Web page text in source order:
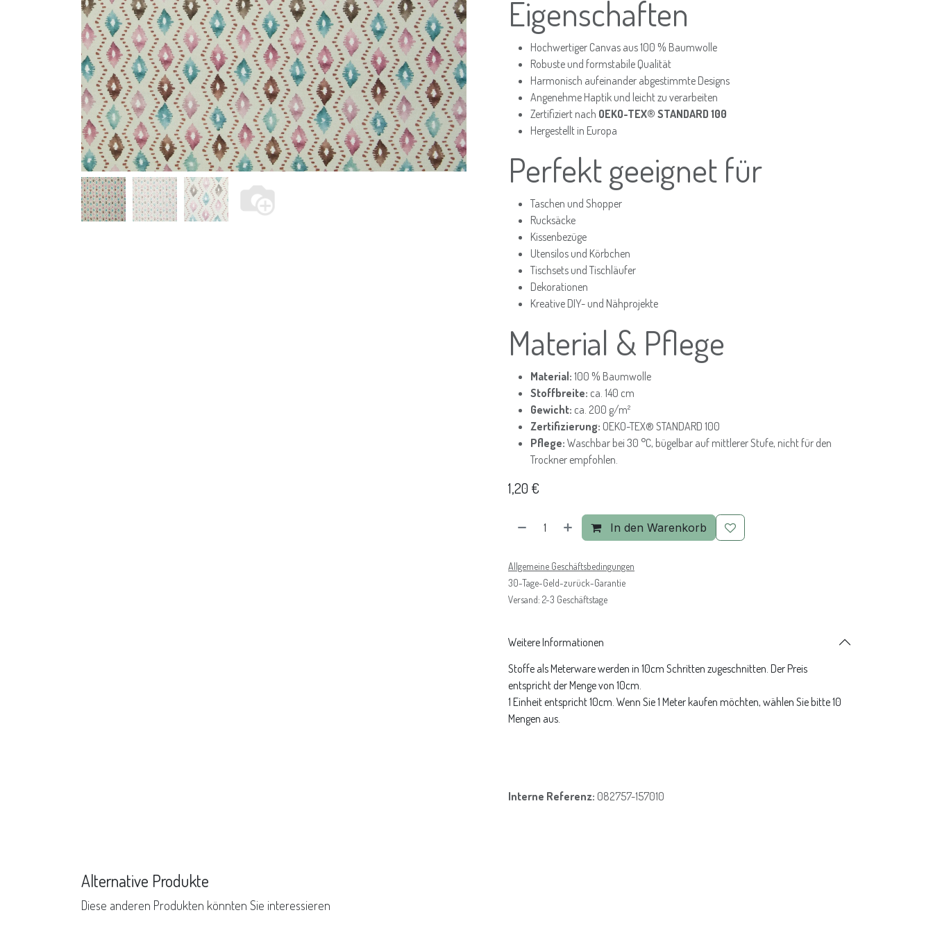
Eigenschaften
Hochwertiger Canvas aus 100 % Baumwolle
Robuste und formstabile Qualität
Harmonisch aufeinander abgestimmte Designs
Angenehme Haptik und leicht zu verarbeiten
Zertifiziert nach OEKO-TEX® STANDARD 100
Hergestellt in Europa
Perfekt geeignet für
Taschen und Shopper
Rucksäcke
Kissenbezüge
Utensilos und Körbchen
Tischsets und Tischläufer
Dekorationen
Kreative DIY- und Nähprojekte
Material & Pflege
Material: 100 % Baumwolle
Stoffbreite: ca. 140 cm
Gewicht: ca. 200 g/m²
Zertifizierung: OEKO-TEX® STANDARD 100
Pflege: Waschbar bei 30 °C, bügelbar auf mittlerer Stufe, nicht für den
Trockner empfohlen.
1,20 €
In den Warenkorb
Allgemeine Geschäftsbedingungen
30-Tage-Geld-zurück-Garantie
Versand: 2-3 Geschäftstage
Weitere Informationen
Stoffe als Meterware werden in 10cm Schritten zugeschnitten. Der Preis
entspricht der Menge von 10cm.
1 Einheit entspricht 10cm. Wenn Sie 1 Meter kaufen möchten, wählen Sie bitte 10
Mengen aus.
Interne Referenz: 082757-157010
Alternative Produkte
Diese anderen Produkten könnten Sie interessieren